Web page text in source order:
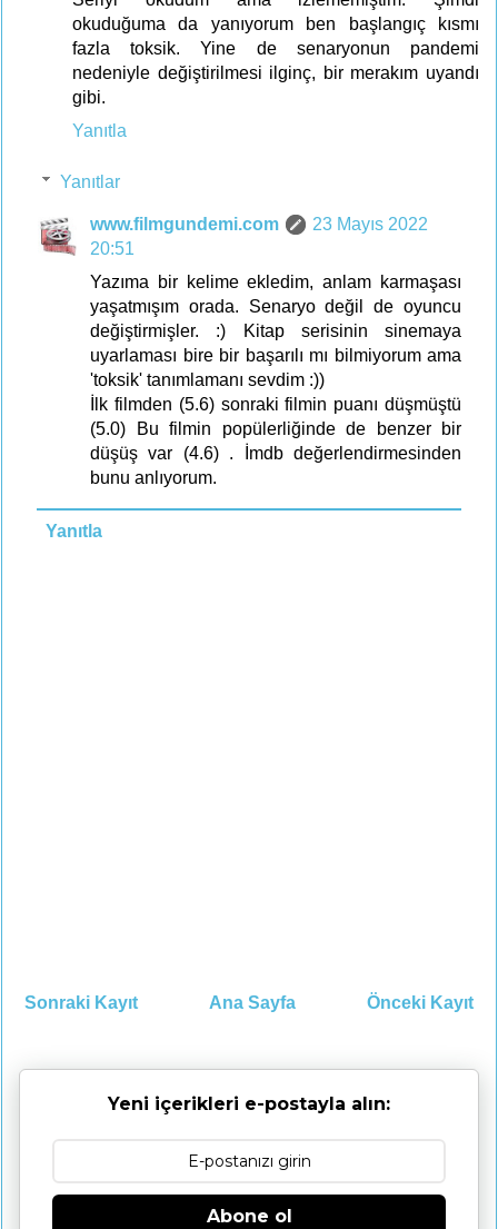
okuduğuma da yanıyorum ben başlangıç kısmı
fazla toksik. Yine de senaryonun pandemi
nedeniyle değiştirilmesi ilginç, bir merakım uyandı
gibi.
Yanıtla
Yanıtlar
www.filmgundemi.com
23 Mayıs 2022
20:51
Yazıma bir kelime ekledim, anlam karmaşası
yaşatmışım orada. Senaryo değil de oyuncu
değiştirmişler. :) Kitap serisinin sinemaya
uyarlaması bire bir başarılı mı bilmiyorum ama
'toksik' tanımlamanı sevdim :))
İlk filmden (5.6) sonraki filmin puanı düşmüştü
(5.0) Bu filmin popülerliğinde de benzer bir
düşüş var (4.6) . İmdb değerlendirmesinden
bunu anlıyorum.
Yanıtla
Sonraki Kayıt Önceki Kayıt
Ana Sayfa
Yeni içerikleri e-postayla alın:
Abone ol